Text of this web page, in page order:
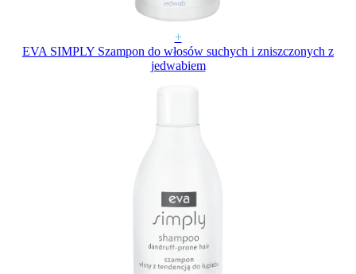
+
EVA SIMPLY Szampon do włosów suchych i zniszczonych z
jedwabiem